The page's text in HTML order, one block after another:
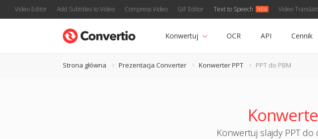
Video Editor Add Subtitles to Video Compress Video GIF Editor Text to Speech Video
Konwertuj OCR API Cennik
Strona główna Prezentacja Converter Konwerter PPT PPT do PBM
Konwertuj slajdy PPT